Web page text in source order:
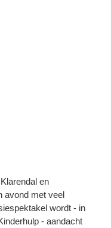
en
avond met veel
wordt - in
- aandacht